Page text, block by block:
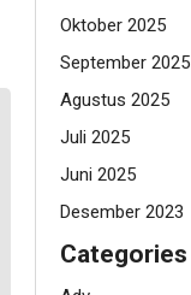
Oktober 2025
September 2025
Agustus 2025
Juli 2025
Juni 2025
Desember 2023
Categories